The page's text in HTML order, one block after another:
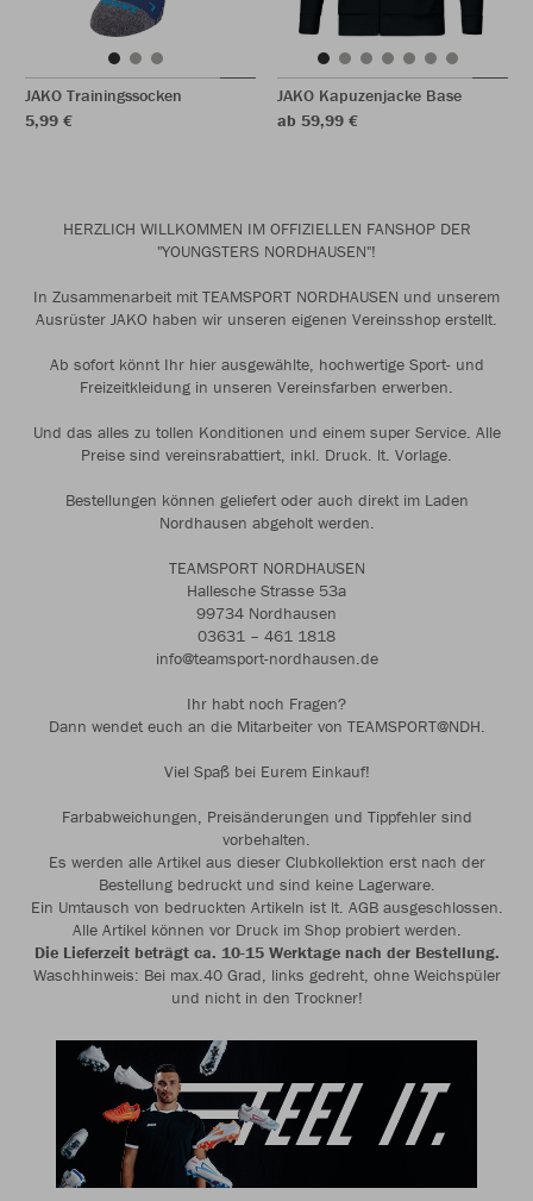
JAKO Trainingssocken
5,99 €
JAKO Kapuzenjacke Base
ab 59,99 €
HERZLICH WILLKOMMEN IM OFFIZIELLEN FANSHOP DER
"YOUNGSTERS NORDHAUSEN"!
In Zusammenarbeit mit TEAMSPORT NORDHAUSEN und unserem
Ausrüster JAKO haben wir unseren eigenen Vereinsshop erstellt.
Ab sofort könnt Ihr hier ausgewählte, hochwertige Sport- und
Freizeitkleidung in unseren Vereinsfarben erwerben.
Und das alles zu tollen Konditionen und einem super Service. Alle
Preise sind vereinsrabattiert, inkl. Druck. lt. Vorlage.
Bestellungen können geliefert oder auch direkt im Laden
Nordhausen abgeholt werden.
TEAMSPORT NORDHAUSEN
Hallesche Strasse 53a
99734 Nordhausen
03631 – 461 1818
info@teamsport-nordhausen.de
Ihr habt noch Fragen?
Dann wendet euch an die Mitarbeiter von TEAMSPORT@NDH.
Viel Spaß bei Eurem Einkauf!
Farbabweichungen, Preisänderungen und Tippfehler sind
vorbehalten.
Es werden alle Artikel aus dieser Clubkollektion erst nach der
Bestellung bedruckt und sind keine Lagerware.
Ein Umtausch von bedruckten Artikeln ist lt. AGB ausgeschlossen.
Alle Artikel können vor Druck im Shop probiert werden.
Die Lieferzeit beträgt ca. 10-15 Werktage nach der Bestellung.
Waschhinweis: Bei max.40 Grad, links gedreht, ohne Weichspüler
und nicht in den Trockner!